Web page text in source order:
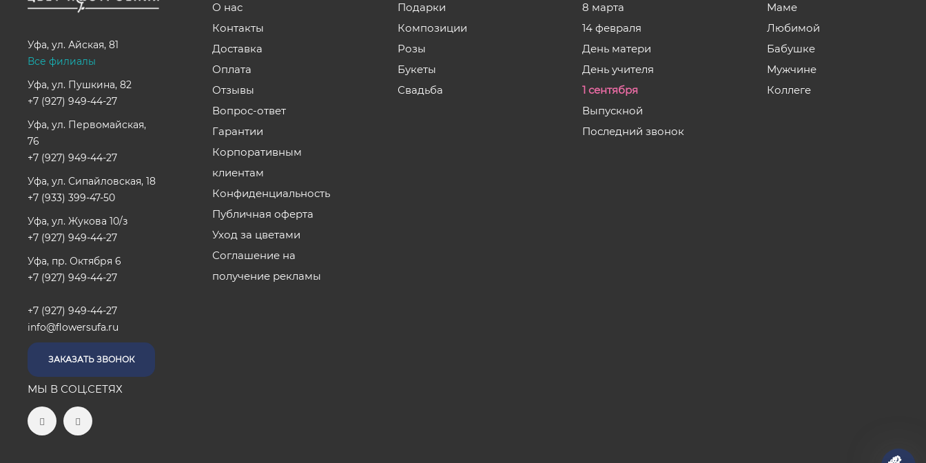
Уфа, ул. Айская, 81
Все филиалы
Уфа, ул. Пушкина, 82
+7 (927) 949-44-27
Уфа, ул. Первомайская,
76
+7 (927) 949-44-27
Уфа, ул. Сипайловская, 18
+7 (933) 399-47-50
Уфа, ул. Жукова 10/з
+7 (927) 949-44-27
Уфа, пр. Октября 6
+7 (927) 949-44-27
+7 (927) 949-44-27
info@flowersufa.ru
ЗАКАЗАТЬ ЗВОНОК
МЫ В СОЦ.СЕТЯХ
О нас
Контакты
Доставка
Оплата
Отзывы
Вопрос-ответ
Гарантии
Корпоративным
клиентам
Конфиденциальность
Публичная оферта
Уход за цветами
Соглашение на
получение рекламы
Подарки
Композиции
Розы
Букеты
Свадьба
8 марта
14 февраля
День матери
День учителя
1 сентября
Выпускной
Последний звонок
Маме
Любимой
Бабушке
Мужчине
Коллеге